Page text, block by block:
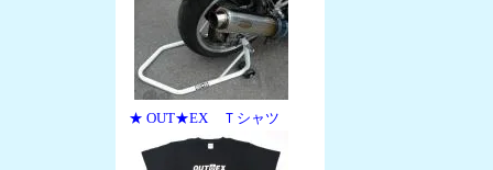
★ OUT★EX Ｔシャツ